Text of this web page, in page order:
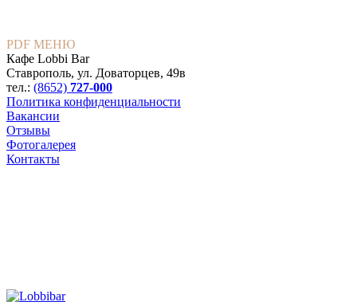
PDF МЕНЮ
Кафе Lobbi Bar
Ставрополь, ул. Доваторцев, 49в
тел.: (8652) 727-000
Политика конфиденциальности
Вакансии
Отзывы
Фотогалерея
Контакты